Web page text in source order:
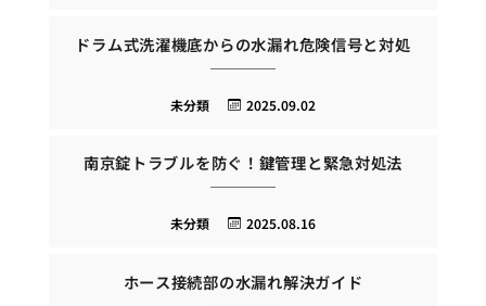
ドラム式洗濯機底からの水漏れ危険信号と対処
2025.09.02
未分類
南京錠トラブルを防ぐ！鍵管理と緊急対処法
2025.08.16
未分類
ホース接続部の水漏れ解決ガイド